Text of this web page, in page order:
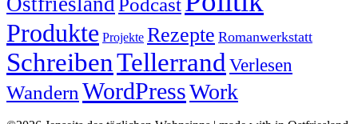
Podcast
Produkte Projekte Rezepte Romanwerkstatt
SchreibenTellerrand Verlesen
Wandern WordPressWork